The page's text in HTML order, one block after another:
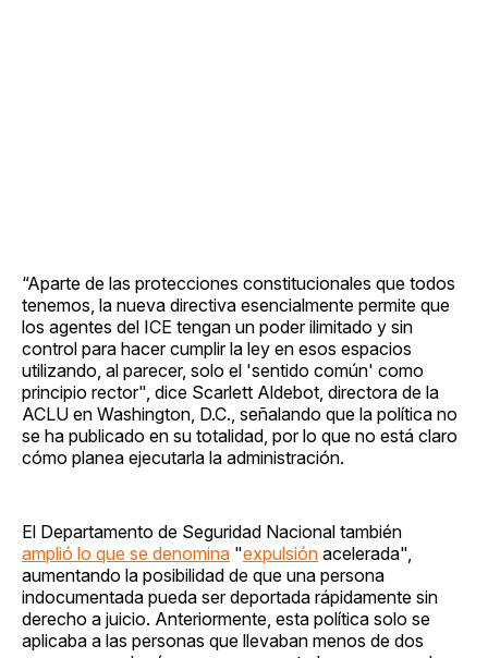
“Aparte de las protecciones constitucionales que todos
tenemos, la nueva directiva esencialmente permite que
los agentes del ICE tengan un poder ilimitado y sin
control para hacer cumplir la ley en esos espacios
utilizando, al parecer, solo el 'sentido común' como
principio rector", dice Scarlett Aldebot, directora de la
ACLU en Washington, D.C., señalando que la política no
se ha publicado en su totalidad, por lo que no está claro
cómo planea ejecutarla la administración.
El Departamento de Seguridad Nacional también
amplió lo que se denomina "expulsión acelerada",
aumentando la posibilidad de que una persona
indocumentada pueda ser deportada rápidamente sin
derecho a juicio. Anteriormente, esta política solo se
aplicaba a las personas que llevaban menos de dos